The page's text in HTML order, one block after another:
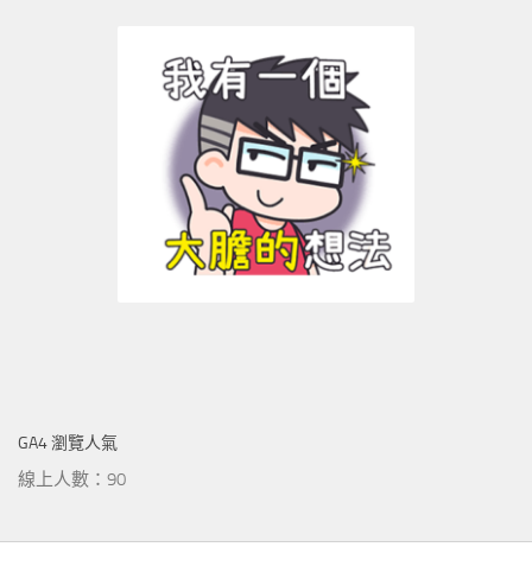
GA4 瀏覽人氣
線上人數：90